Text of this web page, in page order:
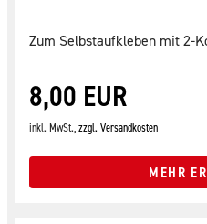
Zum Selbstaufkleben mit 2-
8,00 EUR
inkl. MwSt.,zzgl. Versandkosten
MEHR